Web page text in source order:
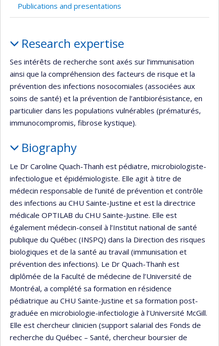
Publications and presentations
Research expertise
Ses intérêts de recherche sont axés sur l’immunisation
ainsi que la compréhension des facteurs de risque et la
prévention des infections nosocomiales (associées aux
soins de santé) et la prévention de l’antibiorésistance, en
particulier dans les populations vulnérables (prématurés,
immunocompromis, fibrose kystique).
Biography
Le Dr Caroline Quach-Thanh est pédiatre, microbiologiste-
infectiologue et épidémiologiste. Elle agit à titre de
médecin responsable de l’unité de prévention et contrôle
des infections au CHU Sainte-Justine et est la directrice
médicale OPTILAB du CHU Sainte-Justine. Elle est
également médecin-conseil à l’Institut national de santé
publique du Québec (INSPQ) dans la Direction des risques
biologiques et de la santé au travail (immunisation et
prévention des infections). Le Dr Quach-Thanh est
diplômée de la Faculté de médecine de l’Université de
Montréal, a complété sa formation en résidence
pédiatrique au CHU Sainte-Justine et sa formation post-
graduée en microbiologie-infectiologie à l’Université McGill.
Elle est chercheur clinicien (support salarial des Fonds de
recherche du Québec – Santé, chercheur boursier de